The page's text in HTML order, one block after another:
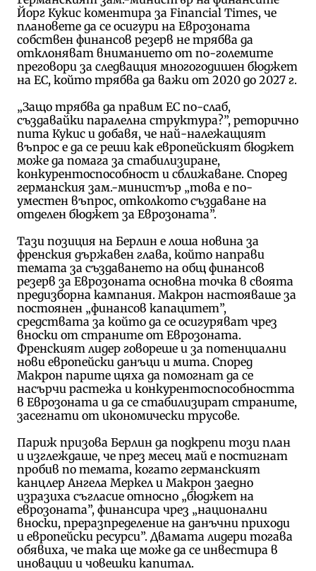
Йорг Кукис коментира за Financial Times, че
плановете да се осигури на Еврозоната
собствен финансов резерв не трябва да
отклоняват вниманието от по-големите
преговори за следващия многогодишен бюджет
на ЕС, който трябва да важи от 2020 до 2027 г.
„Защо трябва да правим ЕС по-слаб,
създавайки паралелна структура?”, реторично
пита Кукис и добавя, че най-належащият
въпрос е да се реши как европейският бюджет
може да помага за стабилизиране,
конкурентоспособност и сближаване. Според
германския зам.-министър „това е по-
уместен въпрос, отколкото създаване на
отделен бюджет за Еврозоната”.
Тази позиция на Берлин е лоша новина за
френския държавен глава, който направи
темата за създаването на общ финансов
резерв за Еврозоната основна точка в своята
предизборна кампания. Макрон настояваше за
постоянен „финансов капацитет”,
средствата за който да се осигуряват чрез
вноски от страните от Еврозоната.
Френският лидер говореше и за потенциални
нови европейски данъци и мита. Според
Макрон парите щяха да помогнат да се
насърчи растежа и конкурентоспособността
в Еврозоната и да се стабилизират страните,
засегнати от икономически трусове.
Париж призова Берлин да подкрепи този план
и изглеждаше, че през месец май е постигнат
пробив по темата, когато германският
канцлер Ангела Меркел и Макрон заедно
изразиха съгласие относно „бюджет на
еврозоната”, финансира чрез „национални
вноски, преразпределение на данъчни приходи
и европейски ресурси”. Двамата лидери тогава
обявиха, че така ще може да се инвестира в
иновации и човешки капитал.